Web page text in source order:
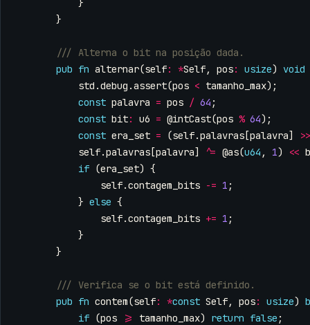
}
}
pub fn alternar(self: *Self, pos: usize)
void
std .debug .assert(pos < tamanho_max);
const palavra = pos / 64 ;
const bit: u6 = @intCast(pos % 64);
const era_set = (self.palavras [palavra]
>>
self.palavras [palavra] ^= @as(u64 , 1) <<
if (era_set) {
self.contagem_bits -= 1 ;
} else {
self.contagem_bits += 1 ;
}
}
pub fn contem(self: *const Self, pos: usize)
if (pos >= tamanho_max) return false ;